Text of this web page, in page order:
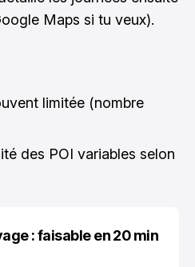
Maps si tu veux).
limitée (nombre
des POI variables selon
: faisable en 20 min